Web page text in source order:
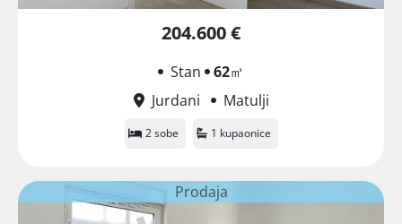
204.600 €
Stan 62㎡
Jurdani
Matulji
2 sobe 1 kupaonice
Prodaja